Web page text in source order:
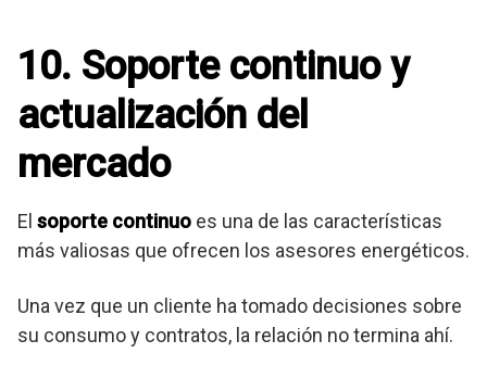
10. Soporte continuo y
actualización del
mercado
El soporte continuo es una de las características
más valiosas que ofrecen los asesores energéticos.
Una vez que un cliente ha tomado decisiones sobre
su consumo y contratos, la relación no termina ahí.